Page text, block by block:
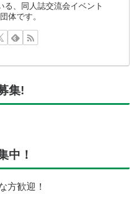
る、同人誌交流会イベント
体です。
集!
中！
方歓迎！